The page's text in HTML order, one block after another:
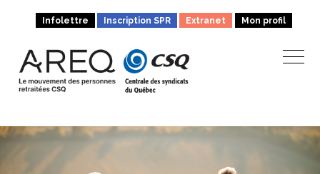
Infolettre Inscription SPR Extranet Mon profil